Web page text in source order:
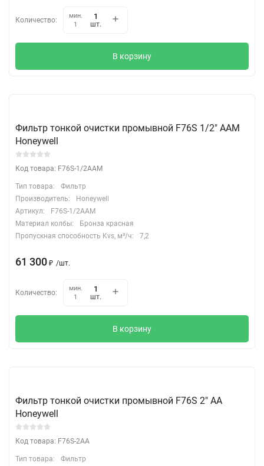
Количество:
мин.
1
шт.
В корзину
Фильтр тонкой очистки промывной F76S 1/2" ААМ
Honeywell
Код товара: F76S-1/2AAM
Тип товара:
Фильтр
Производитель:
Honeywell
Артикул:
F76S-1/2AAM
Материал колбы:
Бронза красная
Пропускная способность Kvs, м³/ч:
7,2
61 300 ₽ /шт.
Количество:
мин.
1
шт.
В корзину
Фильтр тонкой очистки промывной F76S 2" АА
Honeywell
Код товара: F76S-2AA
Тип товара:
Фильтр